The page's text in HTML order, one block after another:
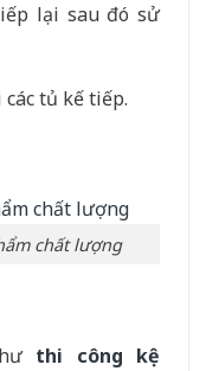
lại sau đó sử
tủ kế tiếp.
chất lượng
thi công kệ